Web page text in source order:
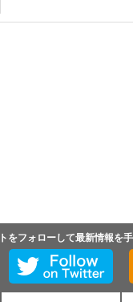
をフォローして最新情報を